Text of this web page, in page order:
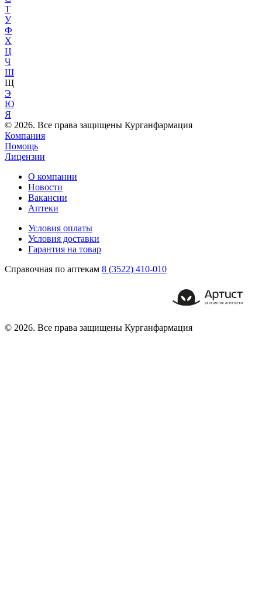
Т
У
Ф
Х
Ц
Ч
Ш
Щ
Э
Ю
Я
© 2026. Все права защищены Курганфармация
Компания
Помощь
Лицензии
О компании
Новости
Вакансии
Аптеки
Условия оплаты
Условия доставки
Гарантия на товар
Справочная по аптекам 8 (3522) 410-010
© 2026. Все права защищены Курганфармация